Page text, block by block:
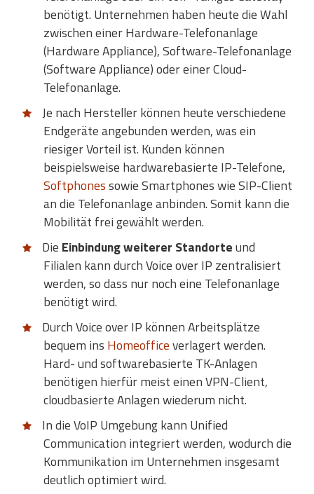
benötigt. Unternehmen haben heute die Wahl
zwischen einer Hardware-Telefonanlage
(Hardware Appliance), Software-Telefonanlage
(Software Appliance) oder einer Cloud-
Telefonanlage.
Je nach Hersteller können heute verschiedene
Endgeräte angebunden werden, was ein
riesiger Vorteil ist. Kunden können
beispielsweise hardwarebasierte IP-Telefone,
Softphonessowie Smartphones wie SIP-Client
an die Telefonanlage anbinden. Somit kann die
Mobilität frei gewählt werden.
Die Einbindung weiterer Standorteund
Filialen kann durch Voice over IP zentralisiert
werden, so dass nur noch eine Telefonanlage
benötigt wird.
Durch Voice over IP können Arbeitsplätze
bequem ins Homeofficeverlagert werden.
Hard- und softwarebasierte TK-Anlagen
benötigen hierfür meist einen VPN-Client,
cloudbasierte Anlagen wiederum nicht.
In die VoIP Umgebung kann Unified
Communication integriert werden, wodurch die
Kommunikation im Unternehmen insgesamt
deutlich optimiert wird.